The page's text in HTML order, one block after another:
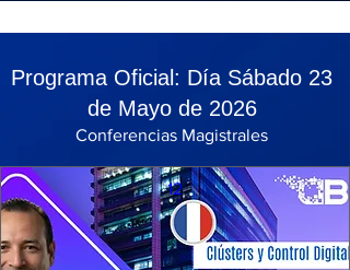
Programa Oficial: Día Sábado 23
de Mayo de 2026
Conferencias Magistrales
12